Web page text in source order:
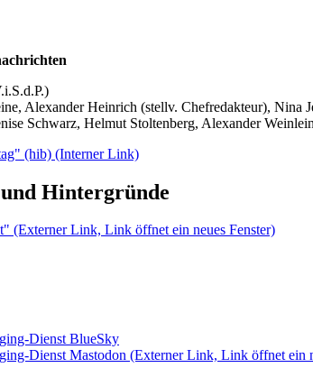
Alexander Heinrich (stellv. Chefredakteur), Nina
Schwarz, Helmut Stoltenberg, Alexander Weinlein
(hib) (Interner Link)
Hintergründe
(Externer Link, Link öffnet ein neues Fenster)
Dienst BlueSky
Dienst Mastodon (Externer Link, Link öffnet ein